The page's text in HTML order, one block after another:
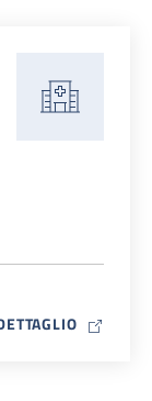
MAP ICON